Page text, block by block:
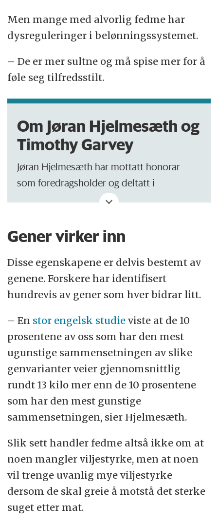
Men mange med alvorlig fedme har
dysreguleringer i belønningssystemet.
– De er mer sultne og må spise mer for å
føle seg tilfredsstilt.
Om Jøran Hjelmesæth og
Timothy Garvey
Jøran Hjelmesæth har mottatt honorar
som foredragsholder og deltatt i
rådgivningsforum i regi av Novo Nordisk,
Nordisk. Novo Nordisk er produsent av
Timothy Garvey har deltatt i
rådgivingsforum for flere legemiddelfirma
uten betaling. Han har gjort det samme for
tillegg igjennom universitetet sitt vært med
på større kliniske studier for flere
legemiddelfirmaer, inkludert Novo Nordisk.
Gener virker inn
Disse egenskapene er delvis bestemt av
genene. Forskere har identifisert
hundrevis av gener som hver bidrar litt.
– En stor engelsk studie viste at de 10
prosentene av oss som har den mest
ugunstige sammensetningen av slike
genvarianter veier gjennomsnittlig
rundt 13 kilo mer enn de 10 prosentene
som har den mest gunstige
sammensetningen, sier Hjelmesæth.
Slik sett handler fedme altså ikke om at
noen mangler viljestyrke, men at noen
vil trenge uvanlig mye viljestyrke
dersom de skal greie å motstå det sterke
suget etter mat.